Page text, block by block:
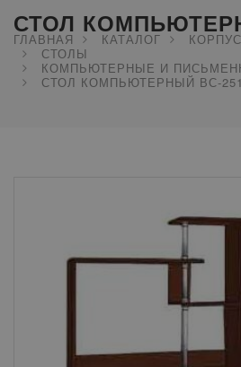
СТОЛ
ГЛАВНАЯ КАТАЛОГ
СТОЛЫ
КОМПЬЮТЕРНЫЕ И
СТОЛ КОМПЬЮТЕРНЫЙ ВС-251